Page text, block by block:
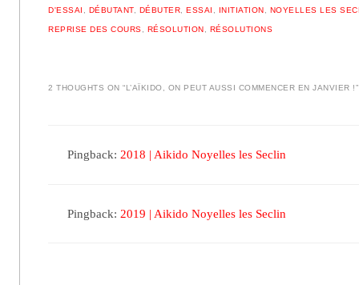
D'ESSAI , DÉBUTANT, DÉBUTER, ESSAI , INITIATION , NOYELLES LES
REPRISE DES COURS, RÉSOLUTION , RÉSOLUTIONS
2 THOUGHTS ON “L’AÏKIDO, ON PEUT AUSSI COMMENCER EN JANVIER !”
Pingback:2018 | Aikido Noyelles les Seclin
Pingback: 2019 | Aikido Noyelles les Seclin